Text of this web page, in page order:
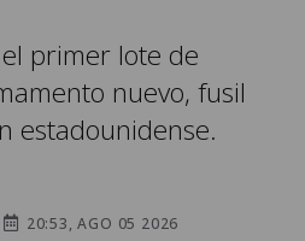
primer lote de
nuevo, fusil
estadounidense.
20:53, AGO 05 2026